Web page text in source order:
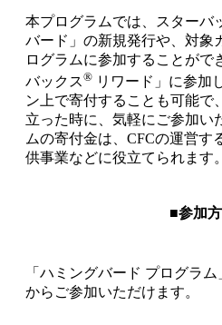
本プログラムでは、スターバ
バード」の新規発行や、対象
ログラムに参加することがで
バックス® リワード」に参加
ン上で寄付することも可能で
立った時に、気軽にご参加い
ムの寄付金は、CFCの運営す
供事業などに役立てられます。
■参加
「ハミングバード プログラ
からご参加いただけます。